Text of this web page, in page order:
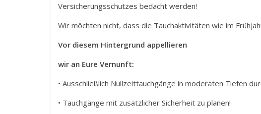
Versicherungsschutzes bedacht werden!
Wir möchten nicht, dass die Tauchaktivitäten wie im
Vor diesem Hintergrund appellieren
wir an Eure Vernunft:
• Ausschließlich Nullzeittauchgänge in moderaten Tiefen
• Tauchgänge mit zusätzlicher Sicherheit zu planen!